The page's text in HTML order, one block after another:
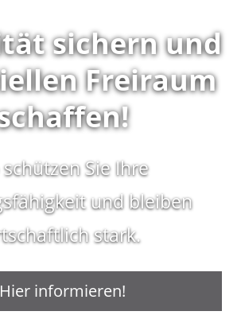
sichern und
Freiraum
schützen Sie Ihre
und bleiben
stark.
Hier informieren!